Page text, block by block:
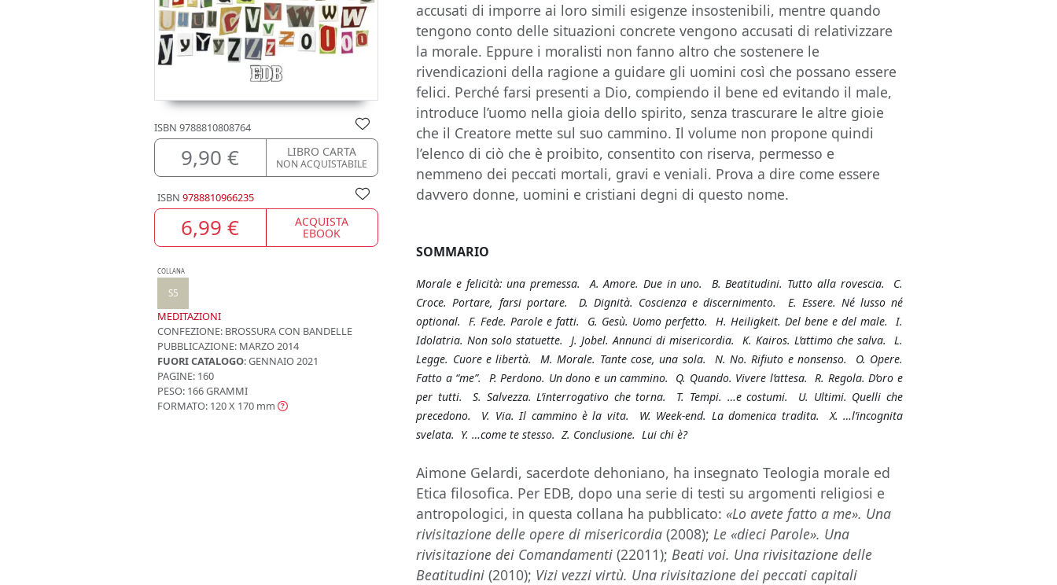
ISBN 9788810808764
9,90 € LIBRO CARTA
NON ACQUISTABILE
ISBN 9788810966235
6,99 € ACQUISTA
EBOOK
COLLANA
S5
MEDITAZIONI
CONFEZIONE: BROSSURA CON BANDELLE
PUBBLICAZIONE: MARZO 2014
FUORI CATALOGO: GENNAIO 2021
PAGINE: 160
PESO: 166 GRAMMI
FORMATO: 120 X 170 mm
accusati di imporre ai loro simili esigenze insostenibili, mentre quando
tengono conto delle situazioni concrete vengono accusati di relativizzare
la morale. Eppure i moralisti non fanno altro che sostenere le
rivendicazioni della ragione a guidare gli uomini così che possano essere
felici. Perché farsi presenti a Dio, compiendo il bene ed evitando il male,
introduce l’uomo nella gioia dello spirito, senza trascurare le altre gioie
che il Creatore mette sul suo cammino. Il volume non propone quindi
l’elenco di ciò che è proibito, consentito con riserva, permesso e
nemmeno dei peccati mortali, gravi e veniali. Prova a dire come essere
davvero donne, uomini e cristiani degni di questo nome.
SOMMARIO
Morale e felicità: una premessa. A. Amore. Due in uno. B. Beatitudini. Tutto alla rovescia. C.
Croce. Portare, farsi portare. D. Dignità. Coscienza e discernimento. E. Essere. Né lusso né
optional. F. Fede. Parole e fatti. G. Gesù. Uomo perfetto. H. Heiligkeit. Del bene e del male. I.
Idolatria. Non solo statuette. J. Jobel. Annunci di misericordia. K. Kairos. L’attimo che salva. L.
Legge. Cuore e libertà. M. Morale. Tante cose, una sola. N. No. Rifiuto e nonsenso. O. Opere.
Fatto a “me”. P. Perdono. Un dono e un cammino. Q. Quando. Vivere l’attesa. R. Regola. D’oro e
per tutti. S. Salvezza. L’interrogativo che torna. T. Tempi. …e costumi. U. Ultimi. Quelli che
precedono. V. Via. Il cammino è la vita. W. Week-end. La domenica tradita. X. …l’incognita
svelata. Y. …come te stesso. Z. Conclusione. Lui chi è?
Aimone Gelardi, sacerdote dehoniano, ha insegnato Teologia morale ed
Etica filosofica. Per EDB, dopo una serie di testi su argomenti religiosi e
antropologici, in questa collana ha pubblicato: «Lo avete fatto a me». Una
rivisitazione delle opere di misericordia (2008);Le «dieci Parole». Una
rivisitazione dei Comandamenti (22011);Beati voi. Una rivisitazione delle
Beatitudini (2010); Vizi vezzi virtù. Una rivisitazione dei peccati capitali